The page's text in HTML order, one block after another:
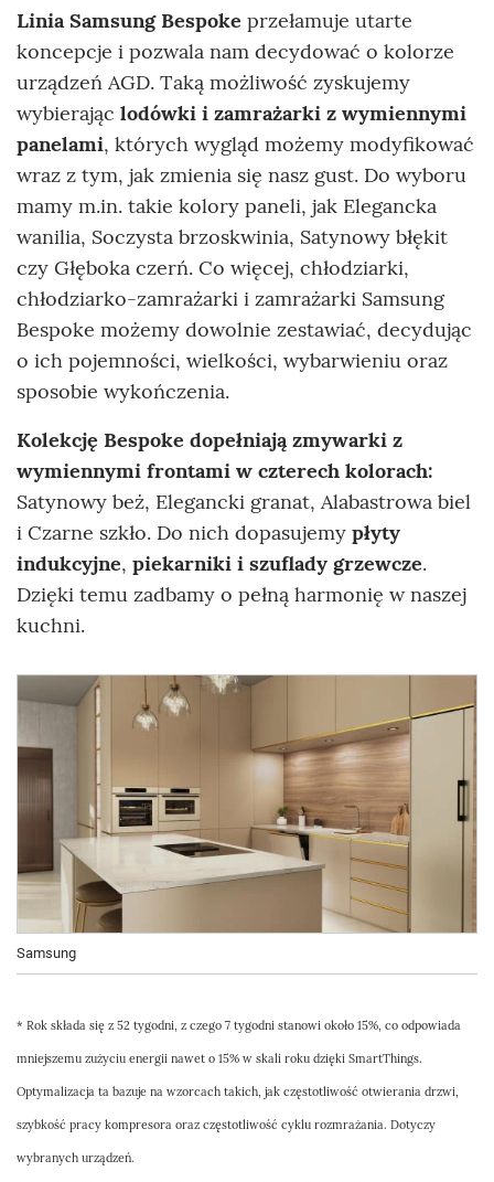
Linia Samsung Bespoke przełamuje utarte
koncepcje i pozwala nam decydować o kolorze
urządzeń AGD. Taką możliwość zyskujemy
wybierając lodówki i zamrażarki z wymiennymi
panelami, których wygląd możemy modyfikować
wraz z tym, jak zmienia się nasz gust. Do wyboru
mamy m.in. takie kolory paneli, jak Elegancka
wanilia, Soczysta brzoskwinia, Satynowy błękit
czy Głęboka czerń. Co więcej, chłodziarki,
chłodziarko-zamrażarki i zamrażarki Samsung
Bespoke możemy dowolnie zestawiać, decydując
o ich pojemności, wielkości, wybarwieniu oraz
sposobie wykończenia.
Kolekcję Bespoke dopełniają zmywarki z
wymiennymi frontami w czterech kolorach:
Satynowy beż, Elegancki granat, Alabastrowa biel
i Czarne szkło. Do nich dopasujemy płyty
indukcyjne, piekarniki i szuflady grzewcze.
Dzięki temu zadbamy o pełną harmonię w naszej
kuchni.
Samsung
* Rok składa się z 52 tygodni, z czego 7 tygodni stanowi około 15%, co odpowiada
mniejszemu zużyciu energii nawet o 15% w skali roku dzięki SmartThings.
Optymalizacja ta bazuje na wzorcach takich, jak częstotliwość otwierania drzwi,
szybkość pracy kompresora oraz częstotliwość cyklu rozmrażania. Dotyczy
wybranych urządzeń.